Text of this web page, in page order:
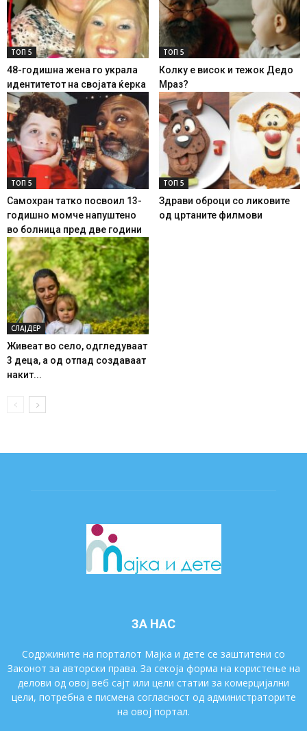
ТОП 5
48-годишна жена го украла
идентитетот на својата ќерка
ТОП 5
Колку е висок и тежок Дедо
Мраз?
ТОП 5
Самохран татко посвоил 13-
годишно момче напуштено
во болница пред две години
ТОП 5
Здрави оброци со ликовите
од цртаните филмови
СЛАЈДЕР
Живеат во село, одгледуваат
3 деца, а од отпад создаваат
накит...
ЗА НАС
Содржините на порталот Мајка и дете се заштитени со
Законот за авторски права. За секоја форма на користење на
делови од овој веб сајт или цели статии за комерцијални
цели, потребна е писмена согласност од администраторите
на овој портал.